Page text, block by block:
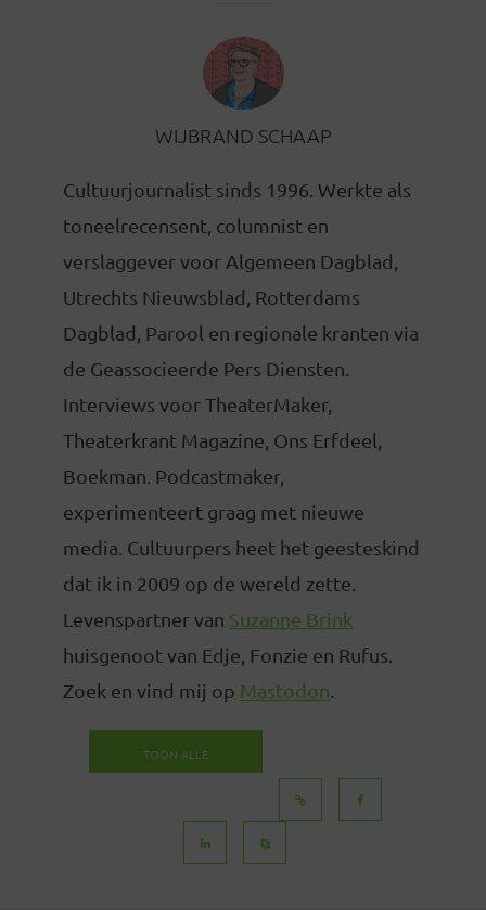
WIJBRAND SCHAAP
Cultuurjournalist sinds 1996. Werkte als
toneelrecensent, columnist en
verslaggever voor Algemeen Dagblad,
Utrechts Nieuwsblad, Rotterdams
Dagblad, Parool en regionale kranten via
de Geassocieerde Pers Diensten.
Interviews voor TheaterMaker,
Theaterkrant Magazine, Ons Erfdeel,
Boekman. Podcastmaker,
experimenteert graag met nieuwe
media. Cultuurpers heet het geesteskind
dat ik in 2009 op de wereld zette.
Levenspartner van Suzanne Brink
huisgenoot van Edje, Fonzie en Rufus.
Zoek en vind mij op Mastodon
TOON ALLE